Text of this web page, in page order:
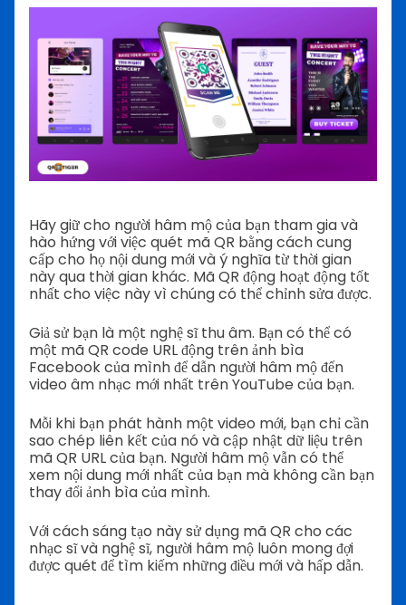
Hãy giữ cho người hâm mộ của bạn tham gia và
hào hứng với việc quét mã QR bằng cách cung
cấp cho họ nội dung mới và ý nghĩa từ thời gian
này qua thời gian khác. Mã QR động hoạt động tốt
nhất cho việc này vì chúng có thể chỉnh sửa được.
Giả sử bạn là một nghệ sĩ thu âm. Bạn có thể có
một mã QR code URL động trên ảnh bìa
Facebook của mình để dẫn người hâm mộ đến
video âm nhạc mới nhất trên YouTube của bạn.
Mỗi khi bạn phát hành một video mới, bạn chỉ cần
sao chép liên kết của nó và cập nhật dữ liệu trên
mã QR URL của bạn. Người hâm mộ vẫn có thể
xem nội dung mới nhất của bạn mà không cần bạn
thay đổi ảnh bìa của mình.
Với cách sáng tạo này sử dụng mã QR cho các
nhạc sĩ và nghệ sĩ, người hâm mộ luôn mong đợi
được quét để tìm kiếm những điều mới và hấp dẫn.